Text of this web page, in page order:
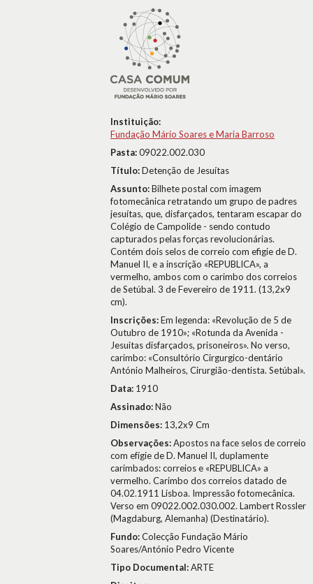
Instituição:
Fundação Mário Soares e Maria Barroso
Pasta:09022.002.030
Título:Detenção de Jesuítas
Assunto:Bilhete postal com imagem
fotomecânica retratando um grupo de padres
jesuítas, que, disfarçados, tentaram escapar do
Colégio de Campolide - sendo contudo
capturados pelas forças revolucionárias.
Contém dois selos de correio com efigie de D.
Manuel II, e a inscrição «REPUBLICA», a
vermelho, ambos com o carimbo dos correios
de Setúbal. 3 de Fevereiro de 1911. (13,2x9
cm).
Inscrições:Em legenda: «Revolução de 5 de
Outubro de 1910»; «Rotunda da Avenida -
Jesuitas disfarçados, prisoneiros». No verso,
carimbo: «Consultório Cirgurgico-dentário
António Malheiros, Cirurgião-dentista. Setúbal».
Data: 1910
Assinado:Não
Dimensões: 13,2x9 Cm
Observações:Apostos na face selos de correio
com efígie de D. Manuel II, duplamente
carimbados: correios e «REPUBLICA» a
vermelho. Carimbo dos correios datado de
04.02.1911 Lisboa. Impressão fotomecânica.
Verso em 09022.002.030.002. Lambert Rossler
(Magdaburg, Alemanha) (Destinatário).
Fundo:Colecção Fundação Mário
Soares/António Pedro Vicente
Tipo Documental:ARTE